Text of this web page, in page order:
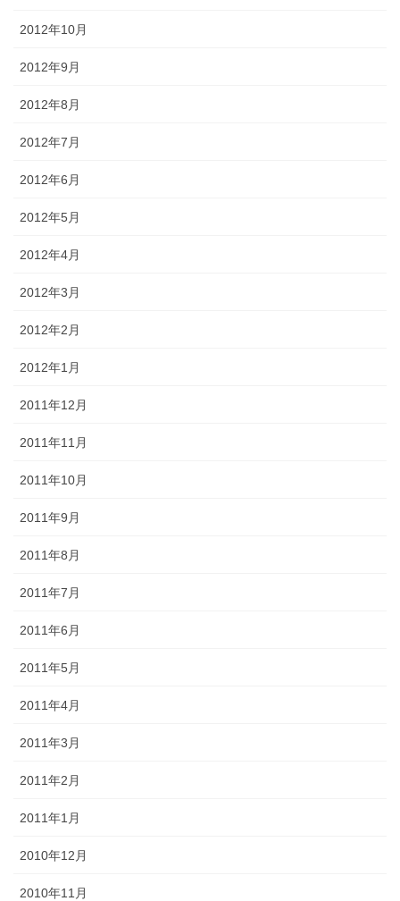
2012年10月
2012年9月
2012年8月
2012年7月
2012年6月
2012年5月
2012年4月
2012年3月
2012年2月
2012年1月
2011年12月
2011年11月
2011年10月
2011年9月
2011年8月
2011年7月
2011年6月
2011年5月
2011年4月
2011年3月
2011年2月
2011年1月
2010年12月
2010年11月